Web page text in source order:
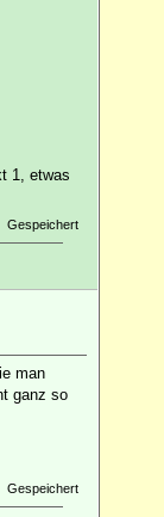
1, etwas
Gespeichert
man
ganz so
Gespeichert